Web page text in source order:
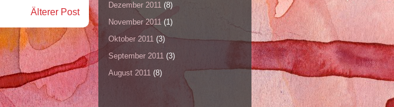
Älterer Post
Dezember 2011 (8)
November 2011 (1)
Oktober 2011 (3)
September 2011 (3)
August 2011 (8)